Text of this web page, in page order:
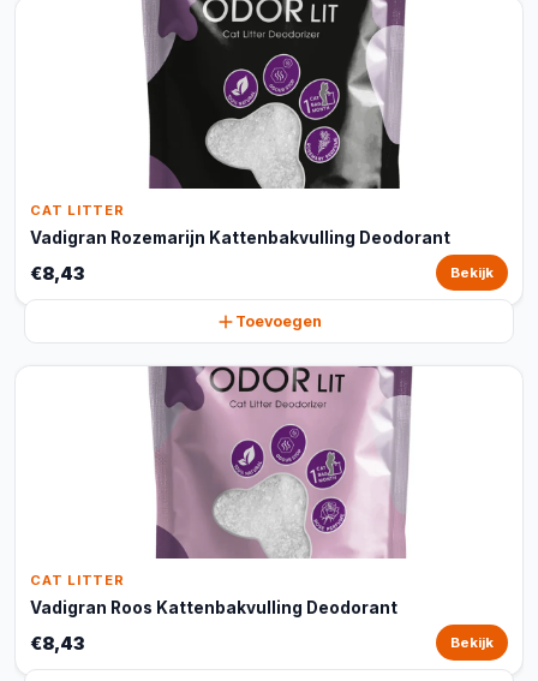
CAT LITTER
Vadigran Rozemarijn Kattenbakvulling Deodorant
€8,43 Bekijk
Toevoegen
CAT LITTER
Vadigran Roos Kattenbakvulling Deodorant
€8,43 Bekijk